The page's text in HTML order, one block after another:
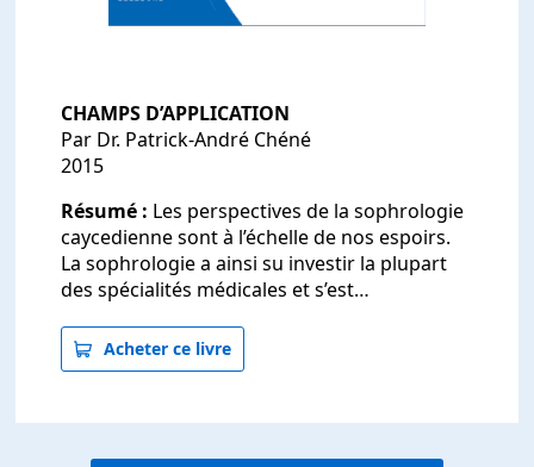
CHAMPS D’APPLICATION
Par Dr. Patrick-André Chéné
2015
Résumé : Les perspectives de la sophrologie
caycedienne sont à l’échelle de nos espoirs.
La sophrologie a ainsi su investir la plupart
des spécialités médicales et s’est…
Acheter ce livre